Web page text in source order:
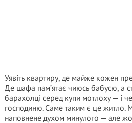
Уявіть квартиру, де майже кожен
Де шафа пам’ятає чиюсь бабусю, а
барахолці серед купи мотлоху — і
господиню. Саме таким є це житло.
наповнене духом минулого — але